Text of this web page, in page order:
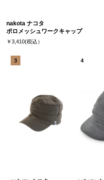
nakota ナコタ
ポロメッシュワークキャップ
￥3,410(税込）